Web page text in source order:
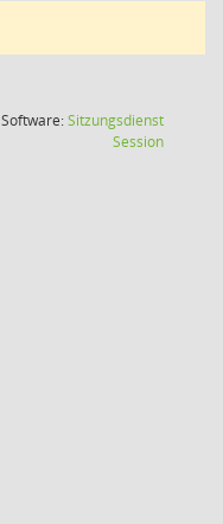
Software:Sitzungsdienst
Session(Wird in